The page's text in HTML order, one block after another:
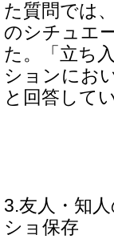
た質問では
のシチュエ
た。「立ち
ションにお
と回答して
3.友人・知
ショ保存